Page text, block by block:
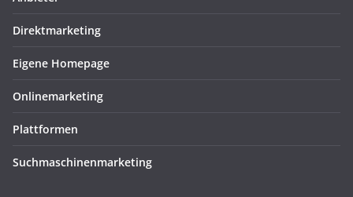
Direktmarketing
Eigene Homepage
Onlinemarketing
Plattformen
Suchmaschinenmarketing